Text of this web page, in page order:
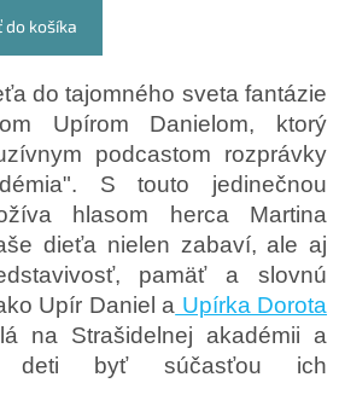
do košíka
do tajomného sveta fantázie
Upírom Danielom, ktorý
podcastom rozprávky
S touto jedinečnou
hlasom herca Martina
dieťa nielen zabaví, ale aj
pamäť a slovnú
Upír Daniel a Upírka Dorota
na Strašidelnej akadémii a
deti byť súčasťou ich